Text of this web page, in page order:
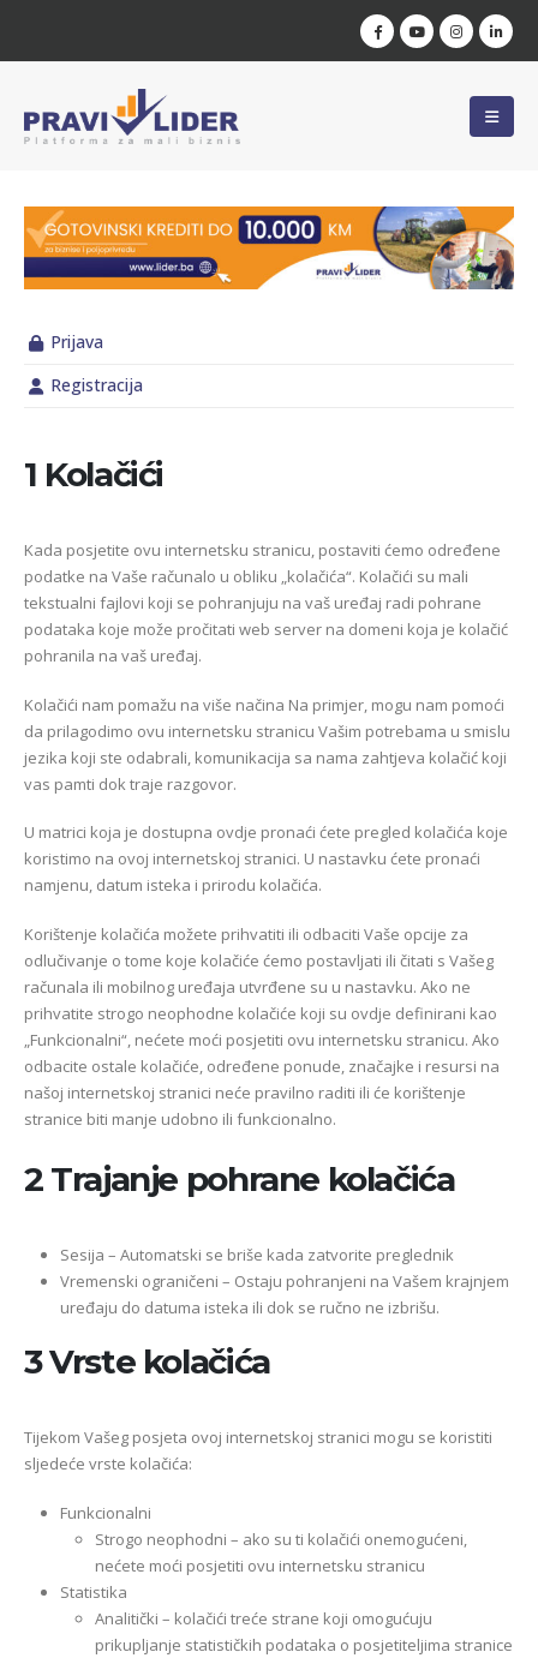
Prijava
Registracija
1 Kolačići
Kada posjetite ovu internetsku stranicu, postaviti ćemo određene
podatke na Vaše računalo u obliku „kolačića“. Kolačići su mali
tekstualni fajlovi koji se pohranjuju na vaš uređaj radi pohrane
podataka koje može pročitati web server na domeni koja je kolačić
pohranila na vaš uređaj.
Kolačići nam pomažu na više načina Na primjer, mogu nam pomoći
da prilagodimo ovu internetsku stranicu Vašim potrebama u smislu
jezika koji ste odabrali, komunikacija sa nama zahtjeva kolačić koji
vas pamti dok traje razgovor.
U matrici koja je dostupna ovdje pronaći ćete pregled kolačića koje
koristimo na ovoj internetskoj stranici. U nastavku ćete pronaći
namjenu, datum isteka i prirodu kolačića.
Korištenje kolačića možete prihvatiti ili odbaciti Vaše opcije za
odlučivanje o tome koje kolačiće ćemo postavljati ili čitati s Vašeg
računala ili mobilnog uređaja utvrđene su u nastavku. Ako ne
prihvatite strogo neophodne kolačiće koji su ovdje definirani kao
„Funkcionalni“, nećete moći posjetiti ovu internetsku stranicu. Ako
odbacite ostale kolačiće, određene ponude, značajke i resursi na
našoj internetskoj stranici neće pravilno raditi ili će korištenje
stranice biti manje udobno ili funkcionalno.
2 Trajanje pohrane kolačića
Sesija – Automatski se briše kada zatvorite preglednik
Vremenski ograničeni – Ostaju pohranjeni na Vašem krajnjem
uređaju do datuma isteka ili dok se ručno ne izbrišu.
3 Vrste kolačića
Tijekom Vašeg posjeta ovoj internetskoj stranici mogu se koristiti
sljedeće vrste kolačića:
Funkcionalni
Strogo neophodni – ako su ti kolačići onemogućeni,
nećete moći posjetiti ovu internetsku stranicu
Statistika
Analitički – kolačići treće strane koji omogućuju
prikupljanje statističkih podataka o posjetiteljima stranice